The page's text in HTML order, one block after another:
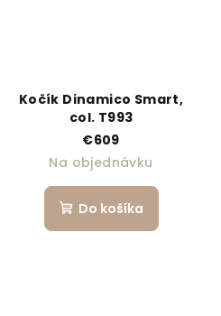
Kočík Dinamico Smart,
col. T993
€609
Na objednávku
Do košíka